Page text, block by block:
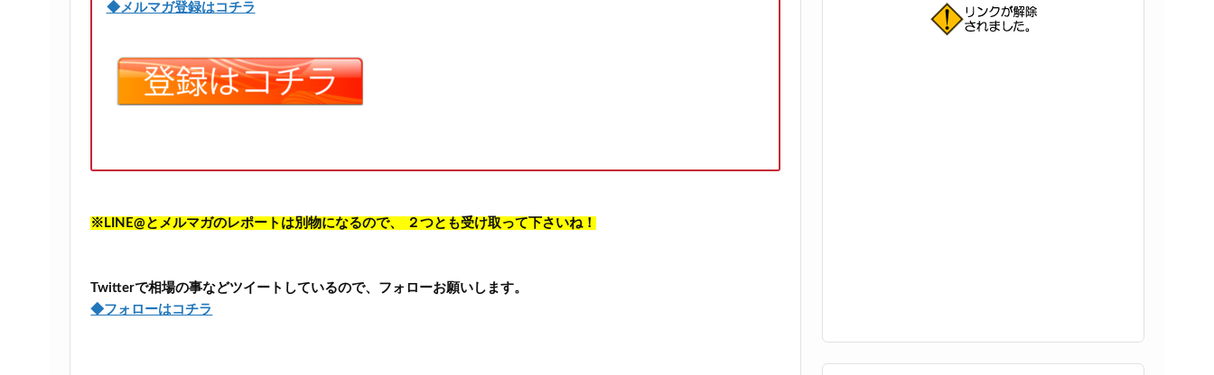
◆メルマガ登録はコチラ
※LINE@とメルマガのレポートは別物になるので、 ２つとも受け取って下さいね！
Twitterで相場の事などツイートしているので、フォローお願いします。
◆フォローはコチラ